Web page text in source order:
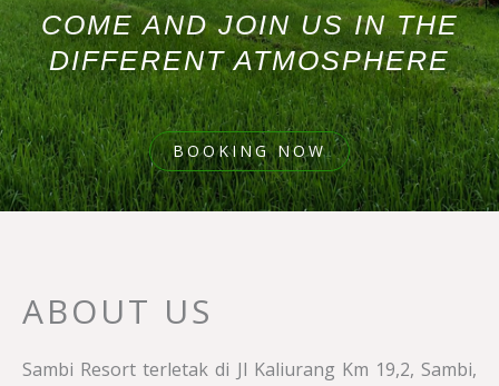
COME AND JOIN US IN THE
DIFFERENT ATMOSPHERE
BOOKING NOW
ABOUT US
Sambi Resort terletak di Jl Kaliurang Km 19,2, Sambi,